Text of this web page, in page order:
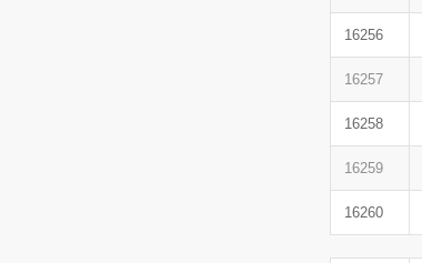
16256
16257
16258
16259
16260